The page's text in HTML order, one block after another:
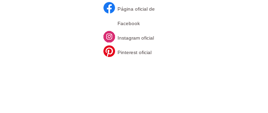
Página oficial de
Facebook
Instagram oficial
Pinterest oficial